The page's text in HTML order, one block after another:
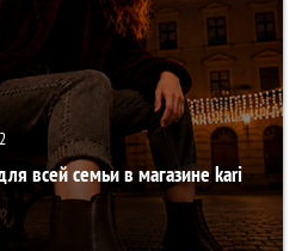
всей семьи в магазине kari